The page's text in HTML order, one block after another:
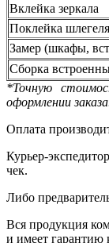
Вклейка зеркала
Поклейка
Замер (шкафы,
Сборка
*Точную
оформлении
Оплата
Курьер-
чек.
Либо
Вся продукция
и имеет гарантию